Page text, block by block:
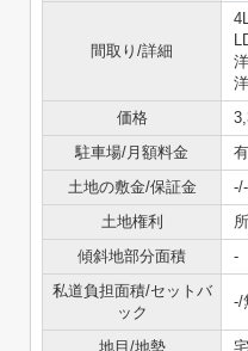
間取り/詳細
価格
駐車場/月額料金
土地の敷金/保証金
-/-
土地権利
傾斜地部分面積
-
私道負担面積/セットバ
ック
-/
地目/地勢